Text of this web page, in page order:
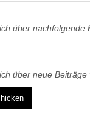
über nachfolgende
über neue Beiträge